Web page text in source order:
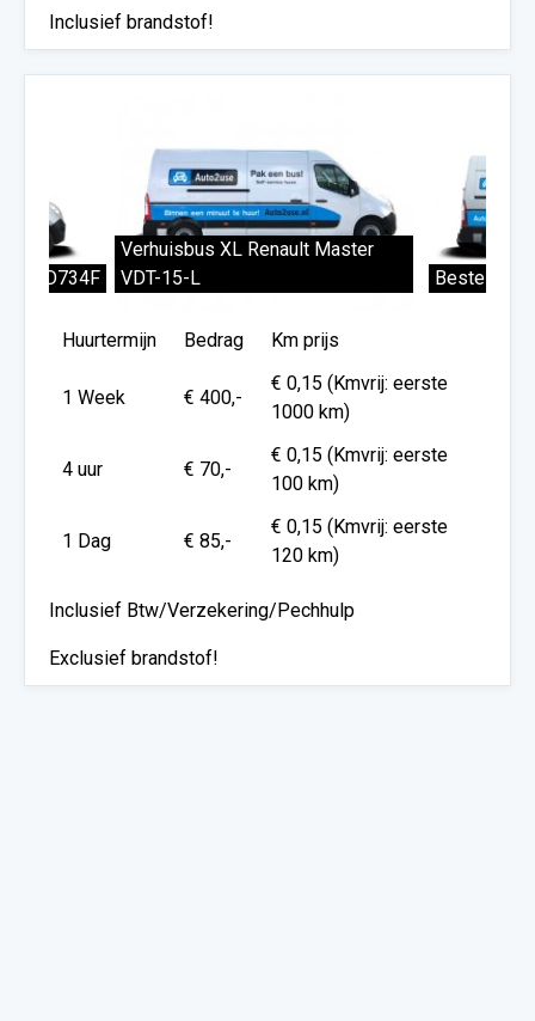
Inclusief brandstof!
Huurtermijn Bedrag Km prijs
1 Week € 400,-
€ 0,15 (Kmvrij: eerste
1000 km)
4 uur € 70,-
€ 0,15 (Kmvrij: eerste
100 km)
1 Dag € 85,-
€ 0,15 (Kmvrij: eerste
120 km)
Inclusief Btw/Verzekering/Pechhulp
Exclusief brandstof!